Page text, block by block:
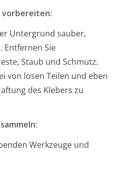
Untergrund sauber,
Entfernen Sie
Staub und Schmutz.
von losen Teilen und eben
des Klebers zu
Werkzeuge und